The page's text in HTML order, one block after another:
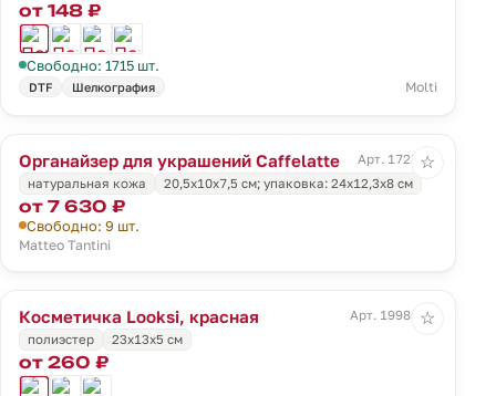
от 148 ₽
Свободно: 1715 шт.
DTF Шелкография Molti
Органайзер для украшений Caffelatte
Арт. 1728.10
натуральная кожа
20,5х10х7,5 см; упаковка: 24х12,3х8 см
от 7 630 ₽
Свободно: 9 шт.
Matteo Tantini
☆
Косметичка Looksi, красная
Арт. 19986.50
полиэстер
23х13х5 см
от 260 ₽
☆